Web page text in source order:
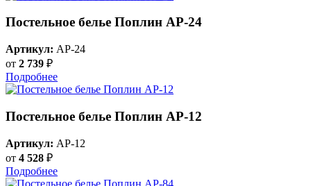
Постельное белье Поплин AP-24
Артикул: AP-24
от 2 739 ₽
Подробнее
Постельное белье Поплин AP-12
Артикул: AP-12
от 4 528 ₽
Подробнее